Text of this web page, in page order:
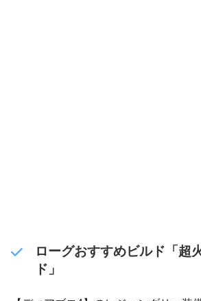
ローグおすすめビルド「超
ド」